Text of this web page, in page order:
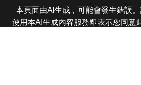
本頁面由AI生成，可能會發生錯誤。
使用本AI生成內容服務即表示您同意